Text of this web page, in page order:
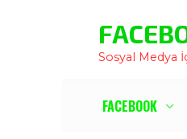
Sosyal Medya
FACEBOOK